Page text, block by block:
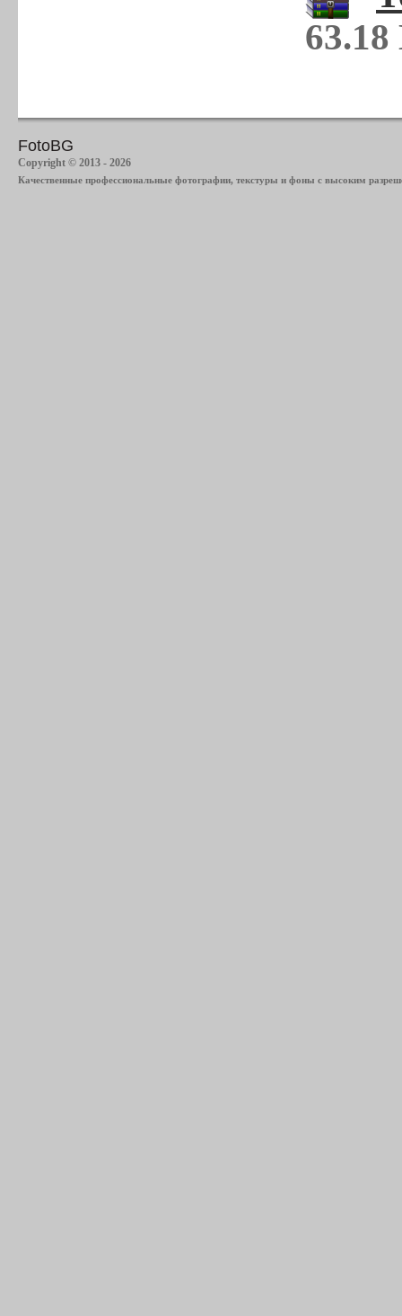
FotoBG
Copyright © 2013 - 2026
Качественные профессиональные фотографии, текстуры и фоны с высоким